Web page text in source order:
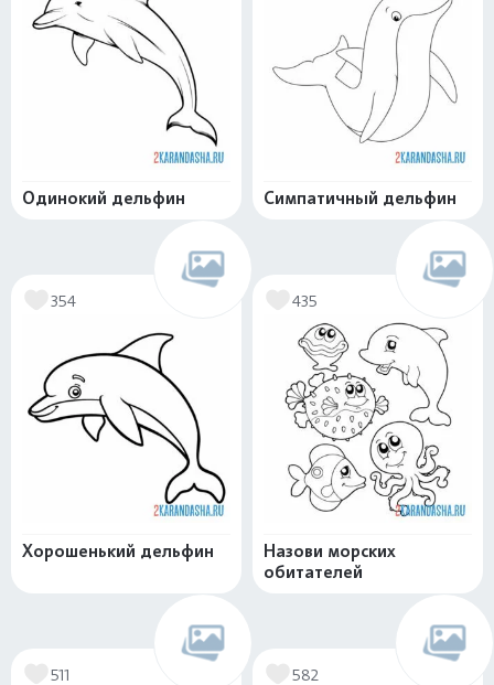
Одинокий дельфин Симпатичный дельфин
354
Хорошенький дельфин
435
Назови морских
обитателей
511 582